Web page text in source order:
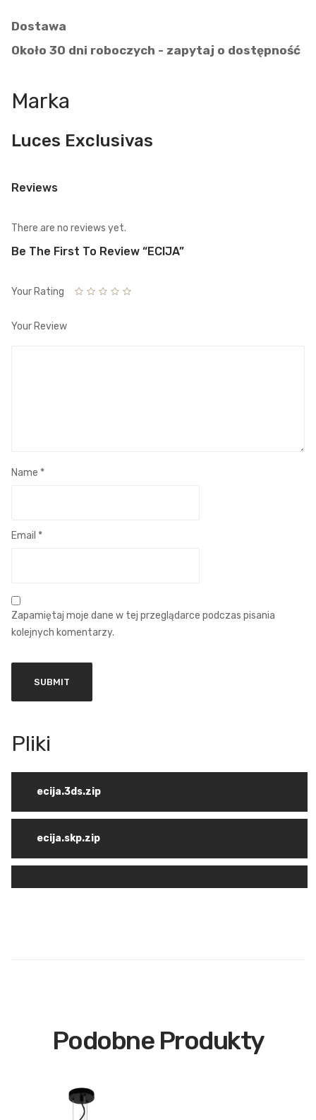
Dostawa
Około 30 dni roboczych - zapytaj o dostępność
Marka
Luces Exclusivas
Reviews
There are no reviews yet.
Be The First To Review “ECIJA”
Your Rating
Your Review
Name *
Email *
Zapamiętaj moje dane w tej przeglądarce podczas pisania
kolejnych komentarzy.
ecija.3ds.zip
ecija.skp.zip
Podobne Produkty